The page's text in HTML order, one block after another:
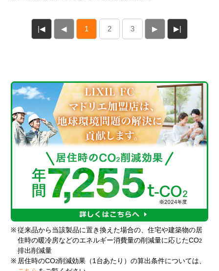
|◀ ◀ 1 2 3 ▶ ▶|
※ 従来品から当該製品に置き換えた場合の、住宅や建築物の居
住時の暖冷房などのエネルギー消費量の削減量に応じたCO2
排出削減量
※ 居住時のCO2削減効果（1台あたり）の算出条件については、